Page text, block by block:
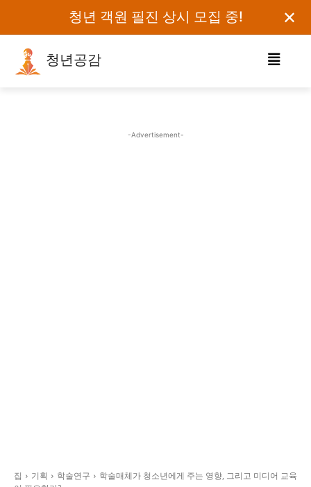
문화
청년 객원 필진 상시 모집 중! ✕
청년공감
-Advertisement-
집 기획 학술연구
학술매체가 청소년에게 주는 영향, 그리고 미디어 교육